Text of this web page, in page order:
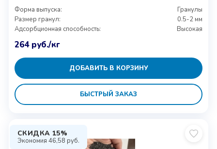
Форма выпуска:
Гранулы
Размер гранул:
0.5-2 мм
Адсорбционная способность:
Высокая
264 руб./кг
ДОБАВИТЬ В КОРЗИНУ
БЫСТРЫЙ ЗАКАЗ
СКИДКА 15%
Экономия 46,58 руб.